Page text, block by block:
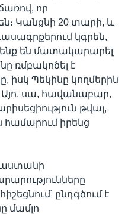
որ
Կանցնի 20 տարի, և
կգրեն,
են մատակարարել
ռմբակոծել է
իսկ Պեկինը կողմերին
Այո, սա, հավանաբար,
թվալ,
իրենց
ընդգծում է
մամլո